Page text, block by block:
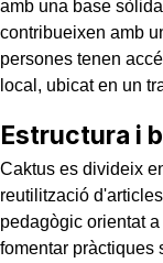
amb una base
contribueixen amb
persones tenen
local, ubicat en un
Estructura i
Caktus es divideix
reutilització
pedagògic orientat
fomentar pràctiques